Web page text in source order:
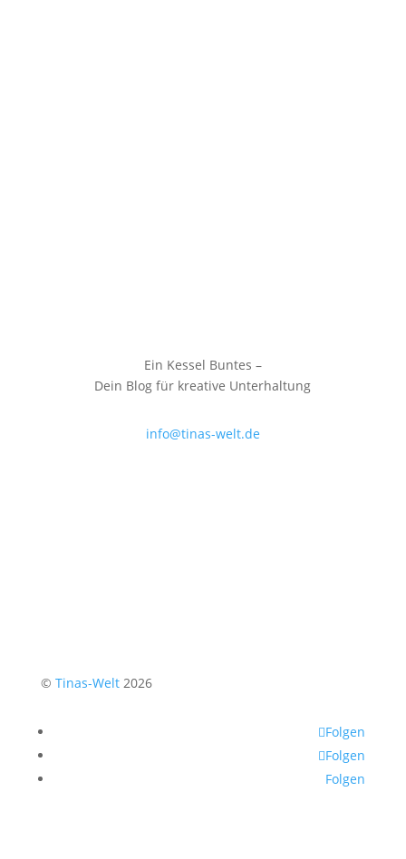
Ein Kessel Buntes –
Dein Blog für kreative Unterhaltung
info@tinas-welt.de
© Tinas-Welt2026
Folgen
Folgen
Folgen